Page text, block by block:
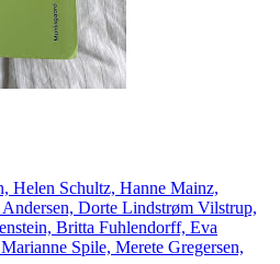
Helen Schultz, Hanne Mainz,
Andersen, Dorte Lindstrøm Vilstrup,
Britta Fuhlendorff, Eva
Spile, Merete Gregersen,